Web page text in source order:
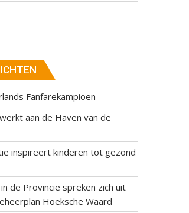
Fanfarekampioen
aan de Haven van de
inspireert kinderen tot gezond
de Provincie spreken zich uit
Hoeksche Waard